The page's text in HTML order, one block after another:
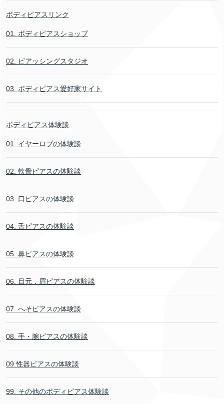
ボディピアスリンク
01. ボディピアスショップ
02. ピアッシングスタジオ
03. ボディピアス愛好家サイト
ボディピアス体験談
01. イヤーロブの体験談
02. 軟骨ピアスの体験談
03. 口ピアスの体験談
04. 舌ピアスの体験談
05. 鼻ピアスの体験談
06. 目元．眉ピアスの体験談
07. へそピアスの体験談
08. 手・腕ピアスの体験談
09.性器ピアスの体験談
99. その他のボディピアス体験談